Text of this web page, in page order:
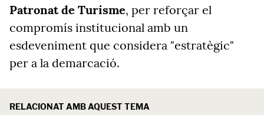
Patronat de Turisme, per reforçar el
compromís institucional amb un
esdeveniment que considera "estratègic"
per a la demarcació.
RELACIONAT AMB AQUEST TEMA